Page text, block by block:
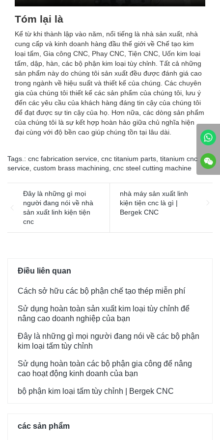
Tóm lại là
Kể từ khi thành lập vào năm, nổi tiếng là nhà sản xuất, nhà
cung cấp và kinh doanh hàng đầu thế giới về Chế tạo kim
loại tấm, Gia công CNC, Phay CNC, Tiện CNC, Uốn kim loại
tấm, dập, hàn, các bộ phận kim loại tùy chỉnh. Tất cả những
sản phẩm này do chúng tôi sản xuất đều được đánh giá cao
trong ngành về hiệu suất và thiết kế của chúng. Các chuyên
gia của chúng tôi thiết kế các sản phẩm của chúng tôi, lưu ý
đến các yêu cầu của khách hàng đáng tin cậy của chúng tôi
để đạt được sự tin cậy của họ. Hơn nữa, các dòng sản phẩm
của chúng tôi là sự kết hợp hoàn hảo giữa chủ nghĩa hiện
đại cùng với độ bền cao giúp chúng tồn tại lâu dài.
Tags.: cnc fabrication service cnc titanium parts titanium cnc
service custom brass machining cnc steel cutting machine
Đây là những gì mọi
người đang nói về nhà
sản xuất linh kiện tiện
cnc
nhà máy sản xuất linh
kiện tiện cnc là gì |
Bergek CNC
Điều liên quan
Cách sở hữu các bộ phận chế tạo thép miễn phí
Sử dụng hoàn toàn sản xuất kim loại tùy chỉnh để
nâng cao doanh nghiệp của bạn
Đây là những gì mọi người đang nói về các bộ phận
kim loại tấm tùy chỉnh
Sử dụng hoàn toàn các bộ phận gia công để nâng
cao hoạt động kinh doanh của bạn
bộ phận kim loại tấm tùy chỉnh | Bergek CNC
các sản phẩm